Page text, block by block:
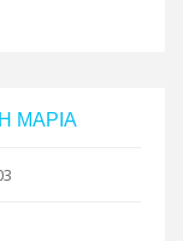
ΜΑΡΙΑ